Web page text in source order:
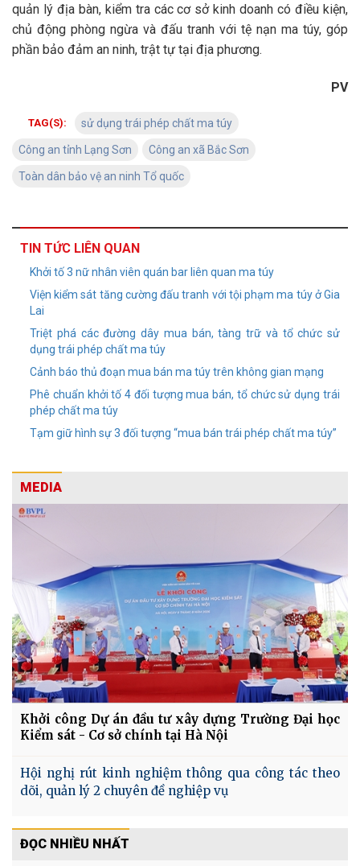
quản lý địa bàn, kiểm tra các cơ sở kinh doanh có điều kiện,
chủ động phòng ngừa và đấu tranh với tệ nạn ma túy, góp
phần bảo đảm an ninh, trật tự tại địa phương.
PV
TAG(S): sử dụng trái phép chất ma túy
Công an tỉnh Lạng Sơn Công an xã Bắc Sơn
Toàn dân bảo vệ an ninh Tổ quốc
TIN TỨC LIÊN QUAN
Khởi tố 3 nữ nhân viên quán bar liên quan ma túy
Viện kiểm sát tăng cường đấu tranh với tội phạm ma túy ở Gia
Lai
Triệt phá các đường dây mua bán, tàng trữ và tổ chức sử
dụng trái phép chất ma túy
Cảnh báo thủ đoạn mua bán ma túy trên không gian mạng
Phê chuẩn khởi tố 4 đối tượng mua bán, tổ chức sử dụng trái
phép chất ma túy
Tạm giữ hình sự 3 đối tượng “mua bán trái phép chất ma túy”
MEDIA
Khởi công Dự án đầu tư xây dựng Trường Đại học
Kiểm sát - Cơ sở chính tại Hà Nội
Hội nghị rút kinh nghiệm thông qua công tác theo
dõi, quản lý 2 chuyên đề nghiệp vụ
ĐỌC NHIỀU NHẤT